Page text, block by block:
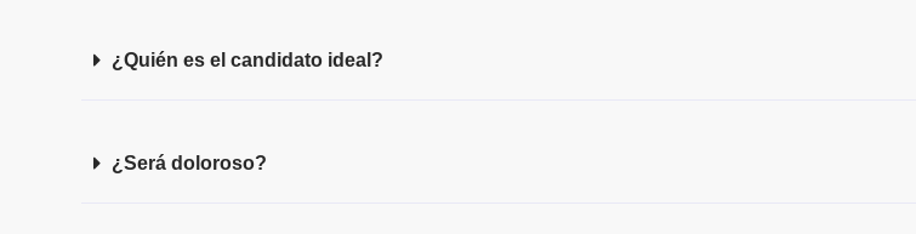
¿Quién es el candidato ideal?
¿Será doloroso?